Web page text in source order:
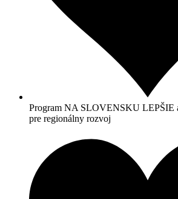
Program NA SLOVENSKU LEPŠIE
pre regionálny rozvoj